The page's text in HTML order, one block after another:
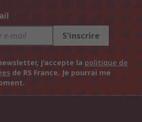
S'inscrire
j'accepte la politique de
de RS France. Je pourrai me